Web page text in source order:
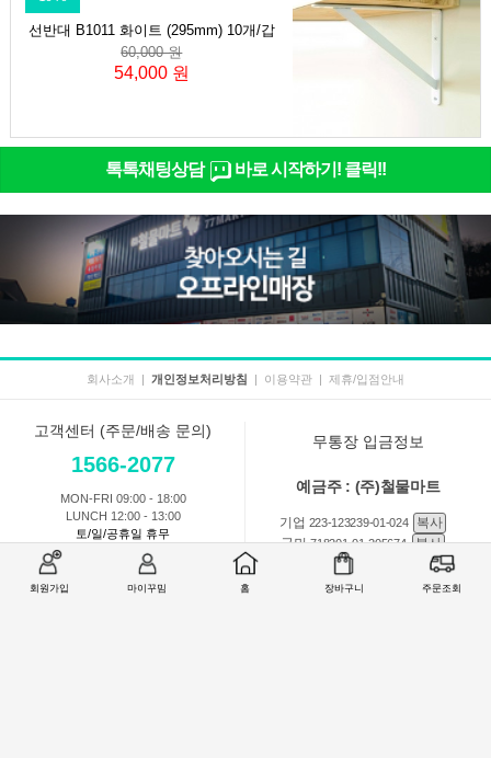
회원가입 마이꾸밈 홈 장바구니 주문조회
선반대 B1011 화이트 (295mm) 10개/갑
60,000 원
54,000 원
톡톡채팅상담 바로 시작하기! 클릭!!
회사소개 | 개인정보처리방침 | 이용약관 | 제휴/입점안내
고객센터 (주문/배송 문의)
1566-2077
MON-FRI 09:00 - 18:00
LUNCH 12:00 - 13:00
토/일/공휴일 휴무
무통장 입금정보
예금주 : (주)철물마트
기업 223-123239-01-024
복사
국민718201-01-205674
복사
301-0168-3882-11 복사